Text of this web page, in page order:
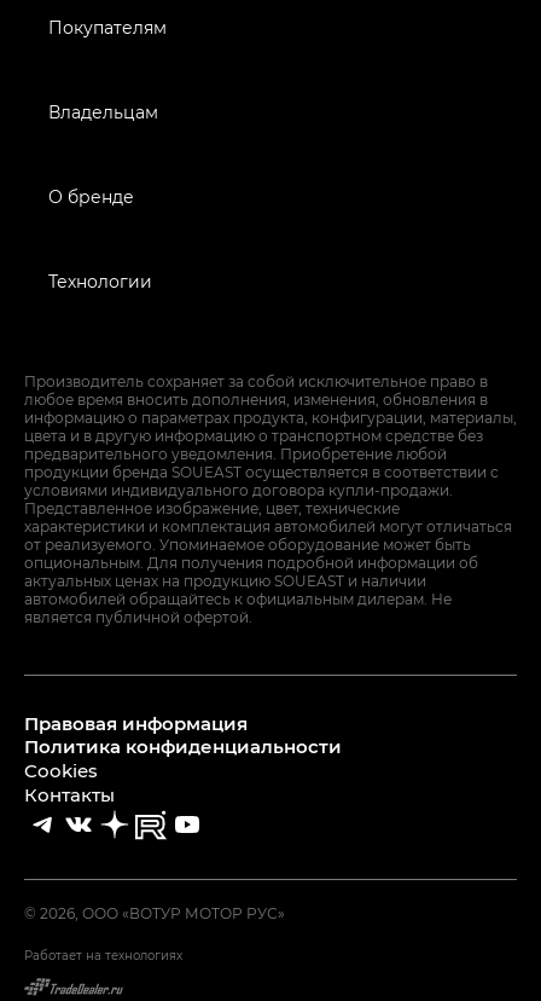
Покупателям
Владельцам
О бренде
Технологии
Производитель сохраняет за собой исключительное право в
любое время вносить дополнения, изменения, обновления в
информацию о параметрах продукта, конфигурации, материалы,
цвета и в другую информацию о транспортном средстве без
предварительного уведомления. Приобретение любой
продукции бренда SOUEAST осуществляется в соответствии с
условиями индивидуального договора купли-продажи.
Представленное изображение, цвет, технические
характеристики и комплектация автомобилей могут отличаться
от реализуемого. Упоминаемое оборудование может быть
опциональным. Для получения подробной информации об
актуальных ценах на продукцию SOUEAST и наличии
автомобилей обращайтесь к официальным дилерам. Не
является публичной офертой.
© 2026, ООО «ВОТУР МОТОР РУС»
Правовая информация
Политика конфиденциальности
Cookies
Контакты
Работает на технологиях